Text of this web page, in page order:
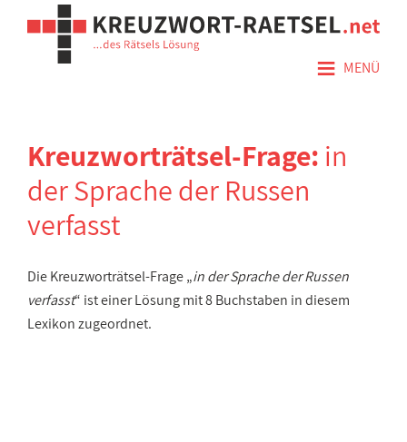
≡ MENÜ
Kreuzworträtsel-Frage: in
der Sprache der Russen
verfasst
Die Kreuzworträtsel-Frage „in der Sprache der Russen
verfasst“ ist einer Lösung mit 8 Buchstaben in diesem
Lexikon zugeordnet.